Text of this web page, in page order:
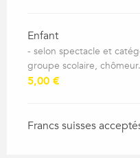
Enfant
- selon spectacle et
groupe scolaire,
5,00 €
Francs suisses